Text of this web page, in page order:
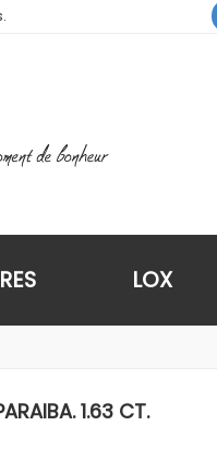
LOX
1.63 CT.